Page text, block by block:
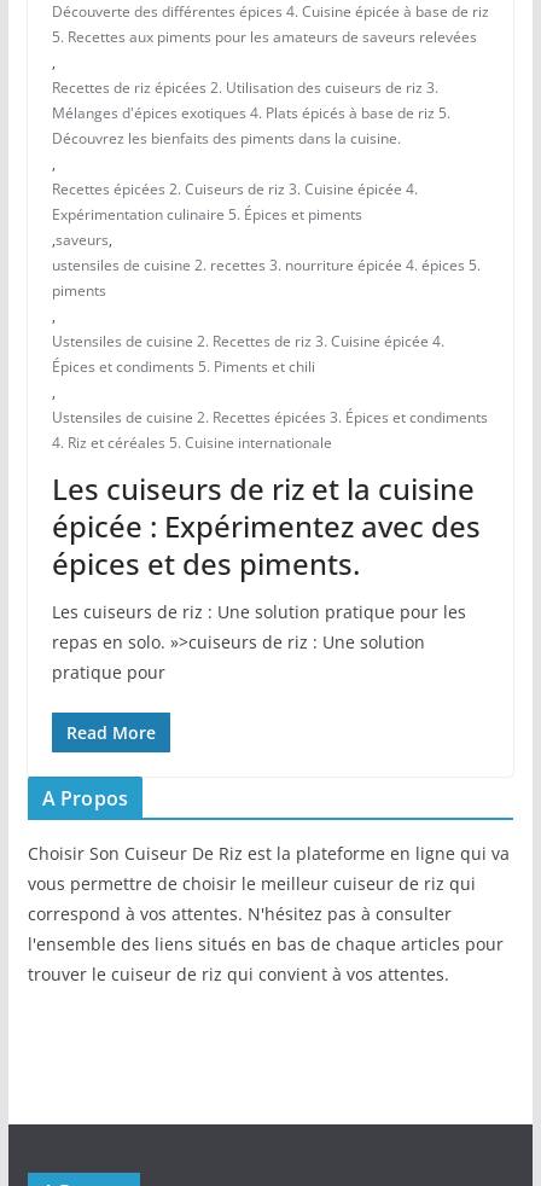
Découverte des différentes épices 4. Cuisine épicée à base de riz
5. Recettes aux piments pour les amateurs de saveurs relevées
,
Recettes de riz épicées 2. Utilisation des cuiseurs de riz 3.
Mélanges d'épices exotiques 4. Plats épicés à base de riz 5.
Découvrez les bienfaits des piments dans la cuisine.
,
Recettes épicées 2. Cuiseurs de riz 3. Cuisine épicée 4.
Expérimentation culinaire 5. Épices et piments
,saveurs,
ustensiles de cuisine 2. recettes 3. nourriture épicée 4. épices 5.
piments
,
Ustensiles de cuisine 2. Recettes de riz 3. Cuisine épicée 4.
Épices et condiments 5. Piments et chili
,
Ustensiles de cuisine 2. Recettes épicées 3. Épices et condiments
4. Riz et céréales 5. Cuisine internationale
Les cuiseurs de riz et la cuisine
épicée : Expérimentez avec des
épices et des piments.
Les cuiseurs de riz : Une solution pratique pour les
repas en solo. »>cuiseurs de riz : Une solution
pratique pour
Read More
A Propos
Choisir Son Cuiseur De Riz est la plateforme en ligne qui va
vous permettre de choisir le meilleur cuiseur de riz qui
correspond à vos attentes. N'hésitez pas à consulter
l'ensemble des liens situés en bas de chaque articles pour
trouver le cuiseur de riz qui convient à vos attentes.